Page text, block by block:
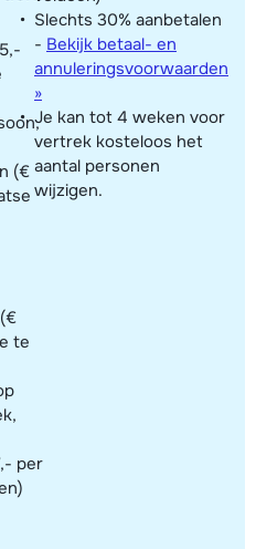
(€
te
per
Slechts 30% aanbetalen
- Bekijk betaal- en
annuleringsvoorwaarden
»
Je kan tot 4 weken voor
vertrek kosteloos het
aantal personen
wijzigen.